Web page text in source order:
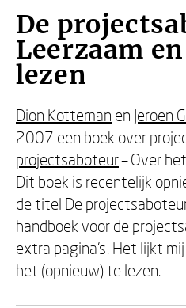
De
Leerzaam
lezen
Dion Kotteman en Jeroen
2007 een boek over
projectsaboteur– Over
Dit boek is recentelijk
de titel De
handboek voor de
extra pagina’s. Het lijkt
het (opnieuw) te lezen.